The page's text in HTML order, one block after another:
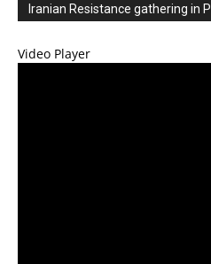
Iranian Resistance gathering in
Video Player